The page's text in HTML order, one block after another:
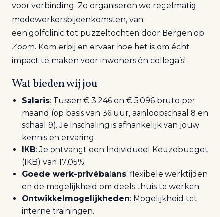
voor verbinding. Zo organiseren we regelmatig
medewerkersbijeenkomsten, van
een golfclinic tot puzzeltochten door Bergen op
Zoom. Kom erbij en ervaar hoe het is om écht
impact te maken voor inwoners én collega’s!
Wat bieden wij jou
Salaris: Tussen € 3.246 en € 5.096 bruto per
maand (op basis van 36 uur, aanloopschaal 8 en
schaal 9). Je inschaling is afhankelijk van jouw
kennis en ervaring.
IKB: Je ontvangt een Individueel Keuzebudget
(IKB) van 17,05%.
Goede werk-privébalans: flexibele werktijden
en de mogelijkheid om deels thuis te werken.
Ontwikkelmogelijkheden: Mogelijkheid tot
interne trainingen.